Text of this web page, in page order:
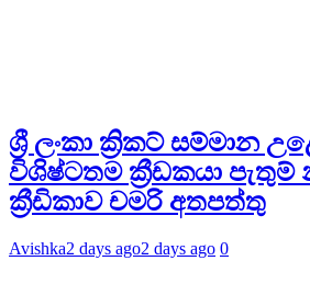
ශ්‍රී ලංකා ක්‍රිකට් සම්මාන
විශිෂ්ටතම ක්‍රීඩකයා පැතුම්
ක්‍රීඩිකාව චමරි අතපත්තු
Avishka2 days ago2 days ago 0